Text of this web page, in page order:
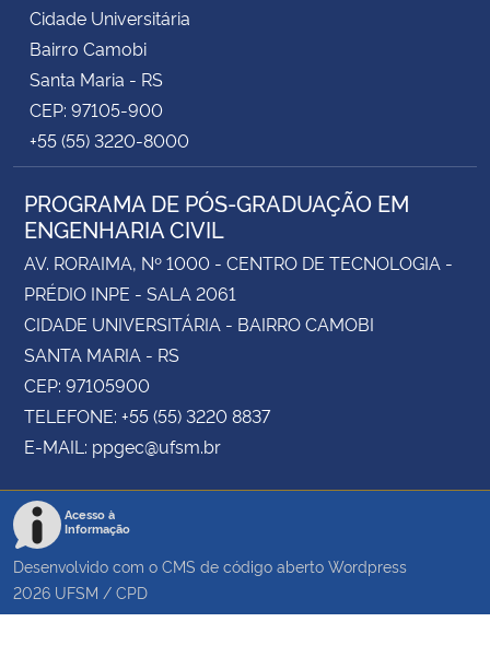
Cidade Universitária
Bairro Camobi
Santa Maria - RS
CEP: 97105-900
+55 (55) 3220-8000
PROGRAMA DE PÓS-GRADUAÇÃO EM
ENGENHARIA CIVIL
AV. RORAIMA, Nº 1000 - CENTRO DE TECNOLOGIA -
PRÉDIO INPE - SALA 2061
CIDADE UNIVERSITÁRIA - BAIRRO CAMOBI
SANTA MARIA - RS
CEP: 97105900
TELEFONE: +55 (55) 3220 8837
E-MAIL: ppgec@ufsm.br
Acesso à
Informação
Desenvolvido com o CMS de código aberto Wordpress
2026 UFSM / CPD